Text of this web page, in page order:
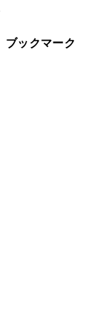
ブックマーク